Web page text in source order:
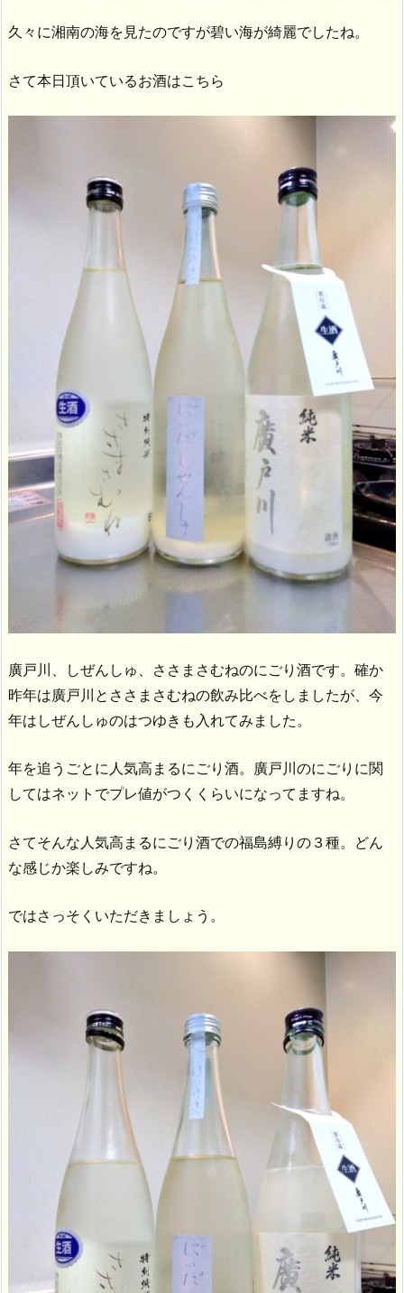
久々に湘南の海を見たのですが碧い海が綺麗でしたね。
さて本日頂いているお酒はこちら
廣戸川、しぜんしゅ、ささまさむねのにごり酒です。確か
昨年は廣戸川とささまさむねの飲み比べをしましたが、今
年はしぜんしゅのはつゆきも入れてみました。
年を追うごとに人気高まるにごり酒。廣戸川のにごりに関
してはネットでプレ値がつくくらいになってますね。
さてそんな人気高まるにごり酒での福島縛りの３種。どん
な感じか楽しみですね。
ではさっそくいただきましょう。